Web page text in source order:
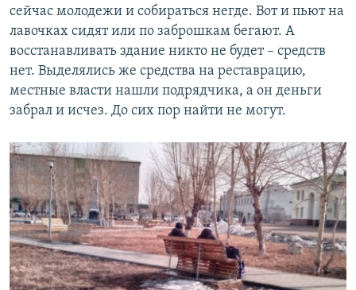
сейчас молодежи и собираться негде. Вот и пьют на
лавочках сидят или по заброшкам бегают. А
восстанавливать здание никто не будет – средств
нет. Выделялись же средства на реставрацию,
местные власти нашли подрядчика, а он деньги
забрал и исчез. До сих пор найти не могут.